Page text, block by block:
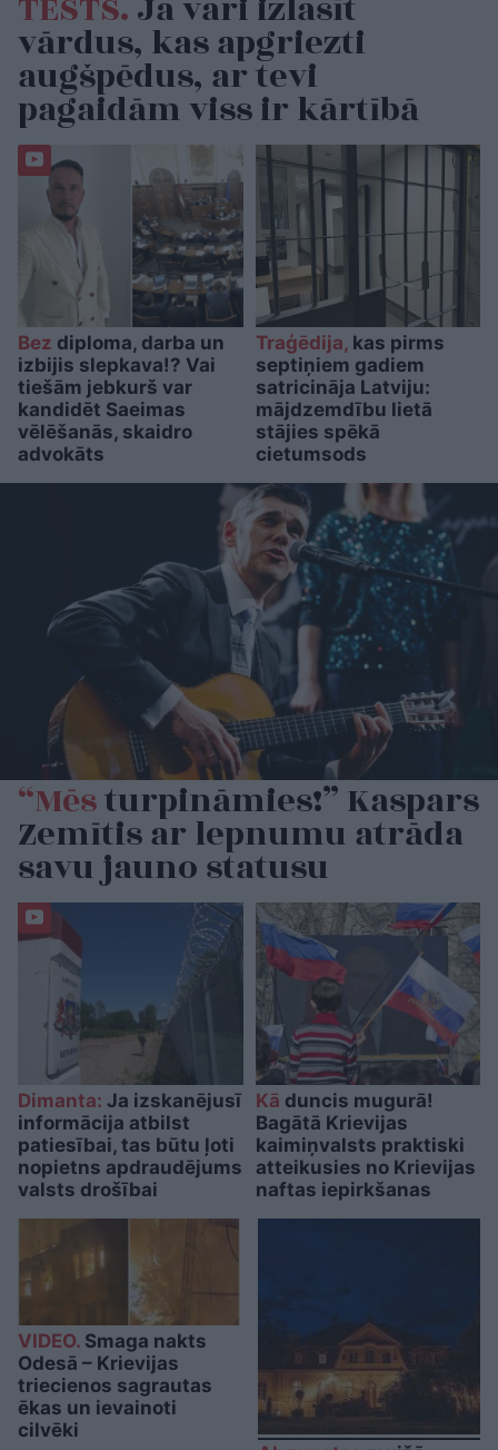
vārdus, kas apgriezti
augšpēdus, ar tevi
pagaidām viss ir kārtībā
Bez diploma, darba un
izbijis slepkava!? Vai
tiešām jebkurš var
kandidēt Saeimas
vēlēšanās, skaidro
advokāts
Traģēdija,kas pirms
septiņiem gadiem
satricināja Latviju:
mājdzemdību lietā
stājies spēkā
cietumsods
“Mēsturpināmies!” Kaspars
Zemītis ar lepnumu atrāda
savu jauno statusu
Dimanta: Ja izskanējusī
informācija atbilst
patiesībai, tas būtu ļoti
nopietns apdraudējums
valsts drošībai
Kā duncis mugurā!
Bagātā Krievijas
kaimiņvalsts praktiski
atteikusies no Krievijas
naftas iepirkšanas
VIDEO. Smaga nakts
Odesā – Krievijas
triecienos sagrautas
ēkas un ievainoti
cilvēki